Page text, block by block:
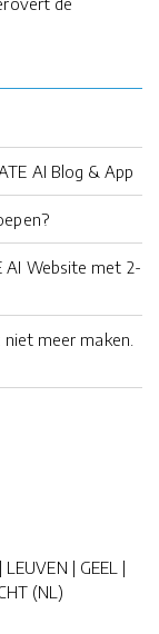
AI Blog & App
AI Website met 2-
meer maken.
| GEEL |
(NL)